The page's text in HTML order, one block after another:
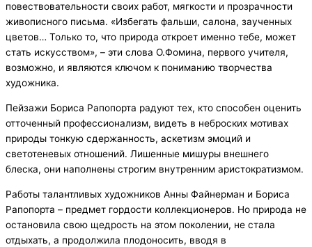
повествовательности своих работ, мягкости и прозрачности
живописного письма. «Избегать фальши, салона, заученных
цветов… Только то, что природа откроет именно тебе, может
стать искусством», – эти слова О.Фомина, первого учителя,
возможно, и являются ключом к пониманию творчества
художника.
Пейзажи Бориса Рапопорта радуют тех, кто способен оценить
отточенный профессионализм, видеть в неброских мотивах
природы тонкую сдержанность, аскетизм эмоций и
светотеневых отношений. Лишенные мишуры внешнего
блеска, они наполнены строгим внутренним аристократизмом.
Работы талантливых художников Анны Файнерман и Бориса
Рапопорта – предмет гордости коллекционеров. Но природа не
остановила свою щедрость на этом поколении, не стала
отдыхать, а продолжила плодоносить, вводя в